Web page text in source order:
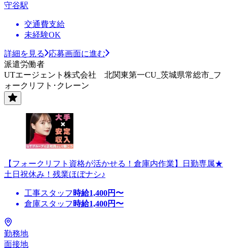
守谷駅
交通費支給
未経験OK
詳細を見る
応募画面に進む
派遣労働者
UTエージェント株式会社 北関東第一CU_茨城県常総市_フ
ォークリフト･クレーン
【フォークリフト資格が活かせる！倉庫内作業】日勤専属★
土日祝休み！残業ほぼナシ♪
工事スタッフ 時給1,400円〜
倉庫スタッフ 時給1,400円〜
勤務地
面接地